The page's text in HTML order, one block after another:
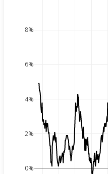
0%
2%
4%
6%
8%